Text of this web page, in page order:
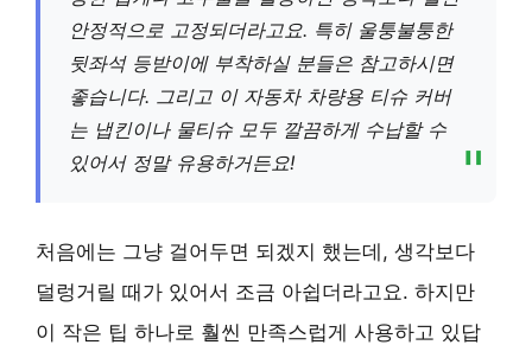
안정적으로 고정되더라고요. 특히 울퉁불퉁한
뒷좌석 등받이에 부착하실 분들은 참고하시면
좋습니다. 그리고 이 자동차 차량용 티슈 커버
는 냅킨이나 물티슈 모두 깔끔하게 수납할 수
있어서 정말 유용하거든요!
처음에는 그냥 걸어두면 되겠지 했는데, 생각보다
덜렁거릴 때가 있어서 조금 아쉽더라고요. 하지만
이 작은 팁 하나로 훨씬 만족스럽게 사용하고 있답